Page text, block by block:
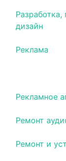
дизайн
Реклама
Рекламное
Ремонт
Ремонт и